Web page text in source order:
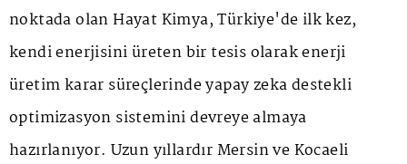
noktada olan Hayat Kimya, Türkiye'de ilk kez,
kendi enerjisini üreten bir tesis olarak enerji
üretim karar süreçlerinde yapay zeka destekli
optimizasyon sistemini devreye almaya
hazırlanıyor. Uzun yıllardır Mersin ve Kocaeli